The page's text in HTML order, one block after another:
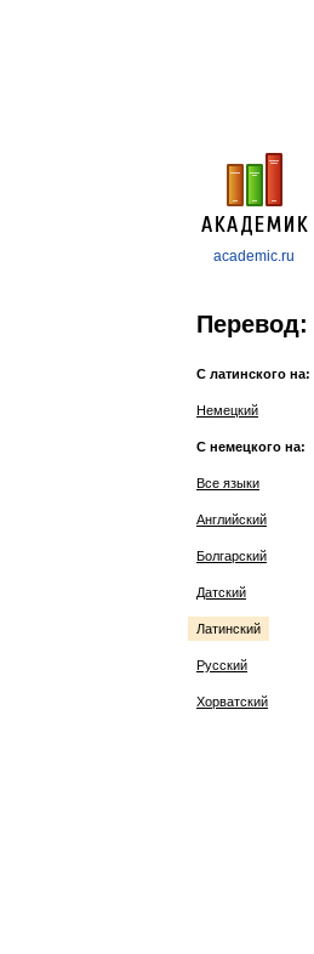
academic.ru
Перевод:
С латинского на:
Немецкий
С немецкого на:
Все языки
Английский
Болгарский
Датский
Латинский
Русский
Хорватский